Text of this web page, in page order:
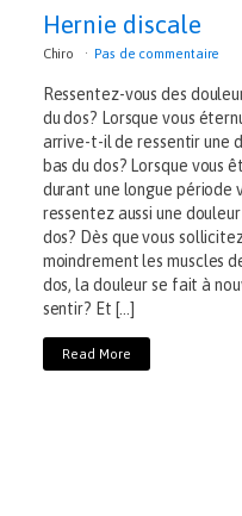
Hernie discale
Chiro Pas de commentaire
Ressentez-vous des
du dos? Lorsque vous
arrive-t-il de ressentir une
bas du dos? Lorsque vous
durant une longue période
ressentez aussi une
dos? Dès que vous
moindrement les muscles
dos, la douleur se fait à
sentir? Et […]
Read More